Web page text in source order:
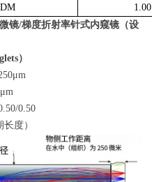
1.00
镜/梯度折射率针式内窥镜（设
）
0.50
长度）